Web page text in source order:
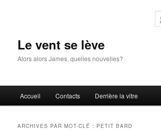
Le vent se lève
Alors alors James, quelles nouvelles?
principal
Accueil Contacts Derrière la vitre
ARCHIVES PAR MOT-CLÉ : PETIT BARD